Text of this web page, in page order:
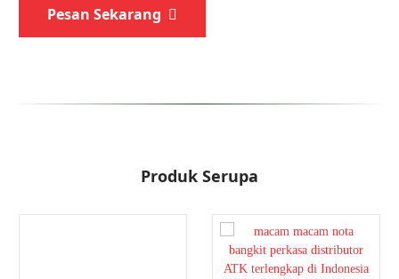
Pesan Sekarang
Produk Serupa